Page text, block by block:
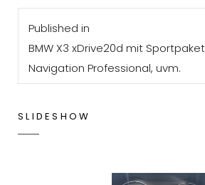
Beitragsnavigation
Published in
BMW X3 xDrive20d mit
Navigation Professional, uvm.
SLIDESHOW